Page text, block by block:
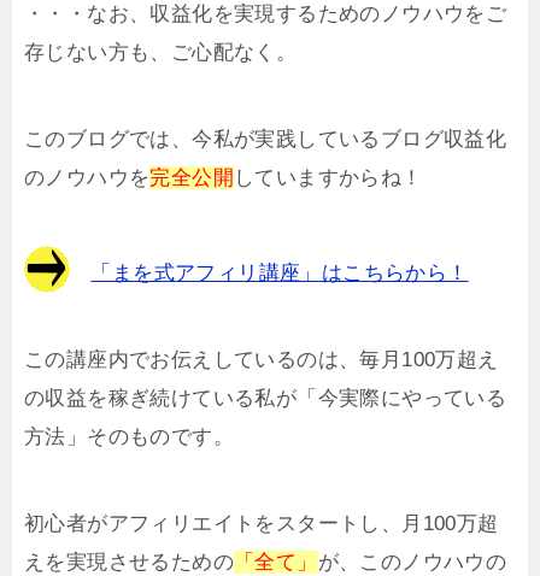
・・・なお、収益化を実現するためのノウハウをご
存じない方も、ご心配なく。
このブログでは、今私が実践しているブログ収益化
のノウハウを完全公開 していますからね！
「まを式アフィリ講座」はこちらから！
この講座内でお伝えしているのは、毎月100万超え
の収益を稼ぎ続けている私が「今実際にやっている
方法」そのものです。
初心者がアフィリエイトをスタートし、月100万超
えを実現させるための 「全て」 が、このノウハウの